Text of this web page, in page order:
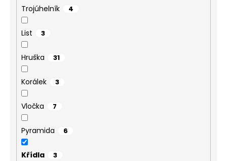
Trojúhelník 4
List 3
Hruška 31
Korálek 3
Vločka 7
Pyramida 6
Křídla 3